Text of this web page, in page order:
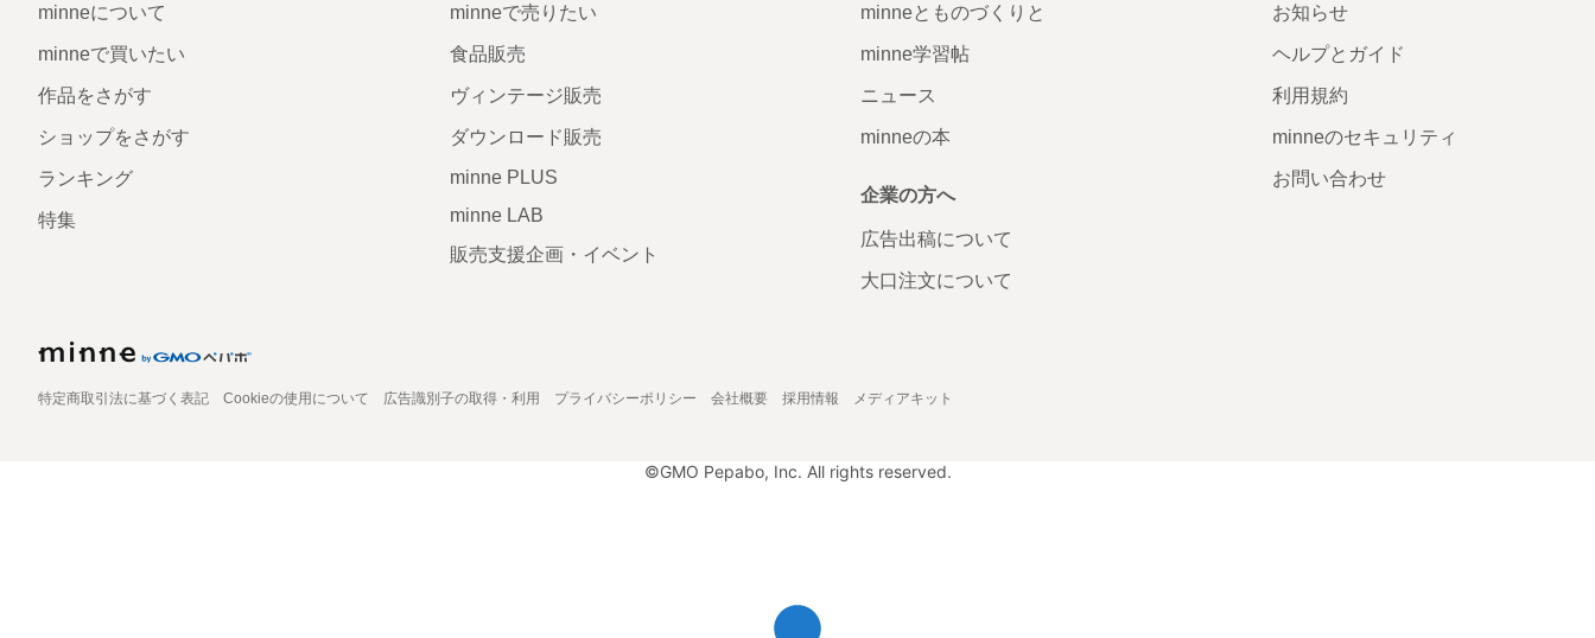
minneについて
minneで買いたい
作品をさがす
ショップをさがす
ランキング
特集
minneで売りたい
食品販売
ヴィンテージ販売
ダウンロード販売
minne PLUS
minne LAB
販売支援企画・イベント
minneとものづくりと
minne学習帖
ニュース
minneの本
企業の方へ
広告出稿について
大口注文について
お知らせ
ヘルプとガイド
利用規約
minneのセキュリティ
お問い合わせ
特定商取引法に基づく表記 Cookieの使用について 広告識別子の取得・利用 プライバシーポリシー 会社概要 採用情報 メディアキット
©GMO Pepabo, Inc. All rights reserved.